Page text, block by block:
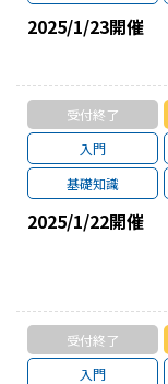
2025/1/23開催
受付終了
入門
基礎知識
2025/1/22開催
受付終了
入門